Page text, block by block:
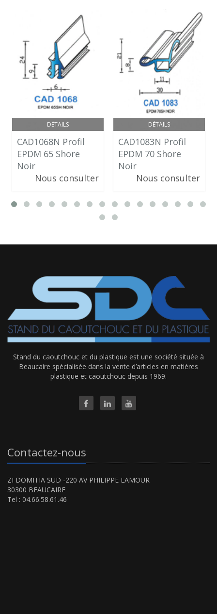
DÉTAILS
CAD1068N Profil
EPDM 65 Shore
Noir
Nous consulter
DÉTAILS
CAD1083N Profil
EPDM 70 Shore
Noir
Nous consulter
Stand du caoutchouc et du plastique est une société située à
Beaucaire spécialisée dans la vente d’articles en matières
plastique et caoutchouc depuis 1969.
Contactez-nous
ZI DOMITIA SUD -220 AV PHILIPPE LAMOUR
30300 BEAUCAIRE
Tel : 04.66.58.61.46